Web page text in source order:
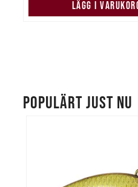
LÄGG I
POPULÄRT JUST NU